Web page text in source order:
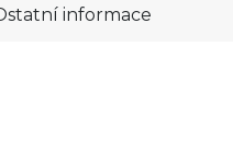
informace